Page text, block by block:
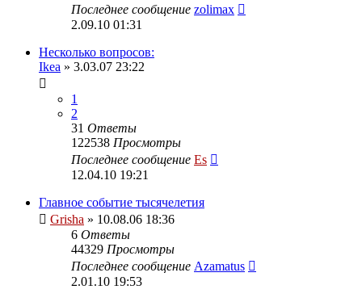
Последнее сообщение zolimax
2.09.10 01:31
Несколько вопросов:
Ikea » 3.03.07 23:22
1
2
31 Ответы
122538 Просмотры
Последнее сообщение Es
12.04.10 19:21
Главное событие тысячелетия
Grisha » 10.08.06 18:36
6 Ответы
44329 Просмотры
Последнее сообщение Azamatus
2.01.10 19:53